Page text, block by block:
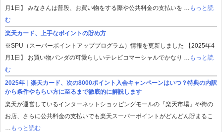
月1日】 みなさんは普段、お買い物をする際や公共料金の支払いを …
もっと読
む
楽天カード、上手なポイントの貯め方
※SPU（スーパーポイントアッププログラム）情報を更新しました 【2025年4
月1日】 お買い物パンダの可愛らしいテレビコマーシャルでかなり …
もっと読
む
2025年｜楽天カード、次の8000ポイント入会キャンペーンはいつ？特典の内訳
から条件やもらい方に至るまで徹底的に解説します
楽天が運営しているインターネットショッピングモールの『楽天市場』や街の
お店、さらに公共料金の支払いでも楽天スーパーポイントがどんどん貯まるこ
もっと読む